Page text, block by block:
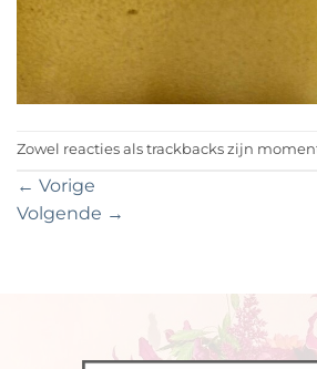
Zowel reacties als trackbacks zijn
← Vorige
Volgende →